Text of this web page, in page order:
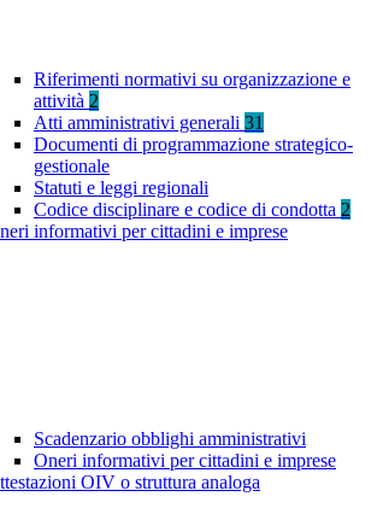
Riferimenti normativi su organizzazione e
attività 2
Atti amministrativi generali 31
Documenti di programmazione strategico-
gestionale
Statuti e leggi regionali
Codice disciplinare e codice di condotta 2
informativi per cittadini e imprese
Scadenzario obblighi amministrativi
Oneri informativi per cittadini e imprese
OIV o struttura analoga